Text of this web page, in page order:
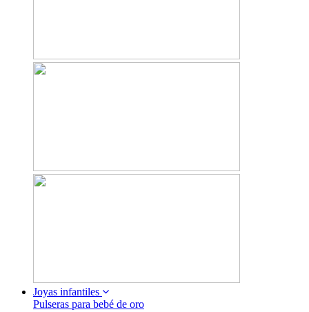
Joyas infantiles
Pulseras para bebé de oro